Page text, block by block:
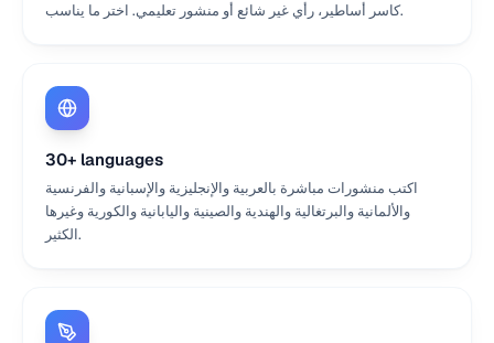
كاسر أساطير، رأي غير شائع أو منشور تعليمي. اختر ما يناسب.
30+ languages
اكتب منشورات مباشرة بالعربية والإنجليزية والإسبانية والفرنسية
والألمانية والبرتغالية والهندية والصينية واليابانية والكورية وغيرها
الكثير.